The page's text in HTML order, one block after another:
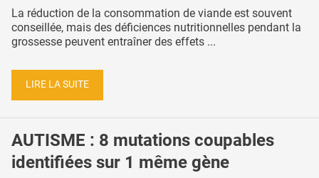
La réduction de la consommation de viande est souvent
conseillée, mais des déficiences nutritionnelles pendant la
grossesse peuvent entraîner des effets ...
LIRE LA SUITE
AUTISME : 8 mutations coupables
identifiées sur 1 même gène